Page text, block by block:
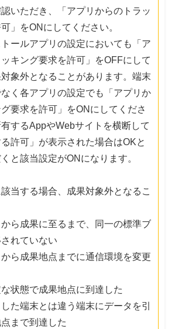
いただき、「アプリからのトラッ
」をONにしてください。
ールアプリの設定においても「ア
キング要求を許可」をOFFにして
象外となることがあります。端末
く各アプリの設定でも「アプリか
要求を許可」をONにしてくださ
するAppやWebサイトを横断して
許可」が表示された場合はOKと
と該当設定がONになります。
当する場合、成果対象外となるこ
から成果に至るまで、同一の標準ブ
れていない
から成果地点までに通信環境を変更
な状態で成果地点に到達した
た端末とは違う端末にデータを引
まで到達した